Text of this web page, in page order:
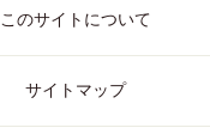
このサイトについて
サイトマップ